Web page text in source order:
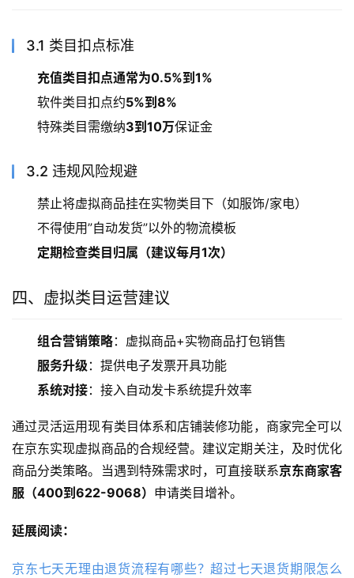
3.1 类目扣点标准
充值类目扣点通常为0.5%到1%
软件类目扣点约5%到8%
特殊类目需缴纳3到10万保证金
3.2 违规风险规避
禁止将虚拟商品挂在实物类目下（如服饰/家电）
不得使用”自动发货”以外的物流模板
定期检查类目归属（建议每月1次）
四、虚拟类目运营建议
组合营销策略：虚拟商品+实物商品打包销售
服务升级 ：提供电子发票开具功能
系统对接：接入自动发卡系统提升效率
通过灵活运用现有类目体系和店铺装修功能，商家完全可以
在京东实现虚拟商品的合规经营。建议定期关注，及时优化
商品分类策略。当遇到特殊需求时，可直接联系京东商家客
服（400到622-9068） 申请类目增补。
延展阅读：
京东七天无理由退货流程有哪些？超过七天退货期限怎么